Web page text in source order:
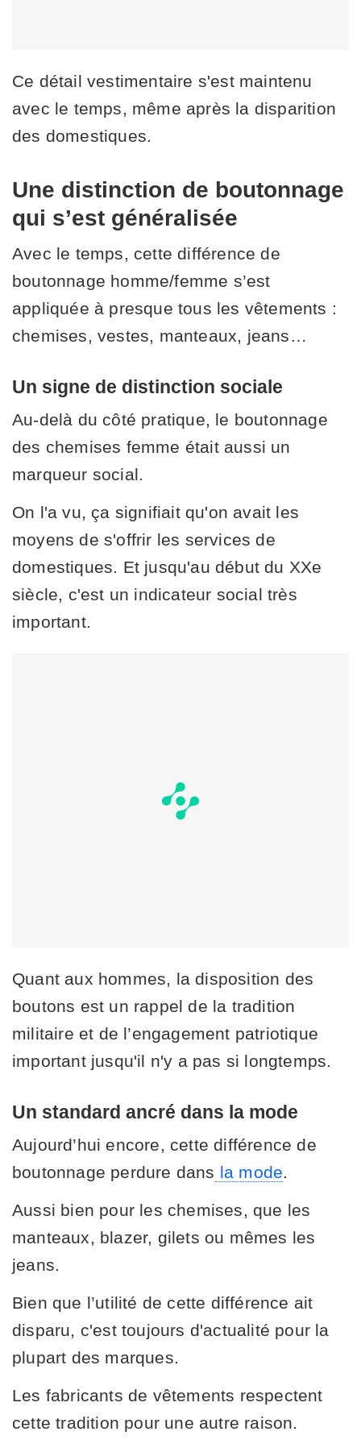
Ce détail vestimentaire s'est maintenu
avec le temps, même après la disparition
des domestiques.
Une distinction de boutonnage
qui s’est généralisée
Avec le temps, cette différence de
boutonnage homme/femme s’est
appliquée à presque tous les vêtements :
chemises, vestes, manteaux, jeans…
Un signe de distinction sociale
Au-delà du côté pratique, le boutonnage
des chemises femme était aussi un
marqueur social.
On l'a vu, ça signifiait qu'on avait les
moyens de s'offrir les services de
domestiques. Et jusqu'au début du XXe
siècle, c'est un indicateur social très
important.
Quant aux hommes, la disposition des
boutons est un rappel de la tradition
militaire et de l’engagement patriotique
important jusqu'il n'y a pas si longtemps.
Un standard ancré dans la mode
Aujourd’hui encore, cette différence de
boutonnage perdure dans la mode
Aussi bien pour les chemises, que les
manteaux, blazer, gilets ou mêmes les
jeans.
Bien que l’utilité de cette différence ait
disparu, c'est toujours d'actualité pour la
plupart des marques.
Les fabricants de vêtements respectent
cette tradition pour une autre raison.